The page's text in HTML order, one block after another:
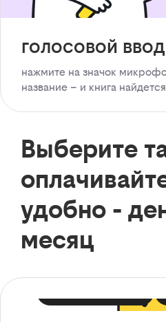
голосовой
нажмите на значок
название – и книга найдется
Выберите
удобно -
месяц